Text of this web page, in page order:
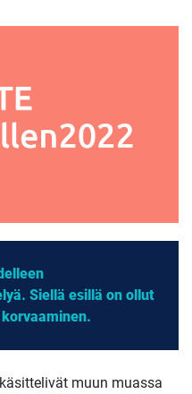
Siellä esillä on ollut
muun muassa